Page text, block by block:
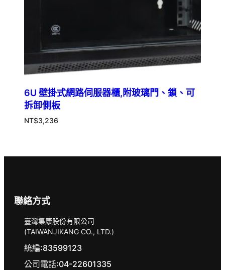
6U 壁掛式網路伺服器櫃,附玻璃門、鎖、可
拆卸側板
NT$3,236
聯絡方式
臺灣集康股份有限公司
(TAIWANJIKANG CO., LTD.)
統編:83599123
公司電話:04-22601335